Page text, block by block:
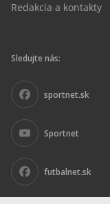
Redakcia a kontakty
Sledujte nás:
sportnet.sk
Sportnet
futbalnet.sk